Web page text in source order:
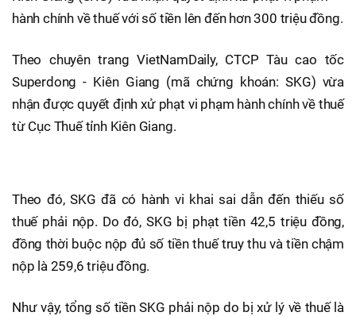
hành chính về thuế với số tiền lên đến hơn 300 triệu đồng.
Theo chuyên trang VietNamDaily, CTCP Tàu cao tốc
Superdong - Kiên Giang (mã chứng khoán: SKG) vừa
nhận được quyết định xử phạt vi phạm hành chính về thuế
từ Cục Thuế tỉnh Kiên Giang.
Theo đó, SKG đã có hành vi khai sai dẫn đến thiếu số
thuế phải nộp. Do đó, SKG bị phạt tiền 42,5 triệu đồng,
đồng thời buộc nộp đủ số tiền thuế truy thu và tiền chậm
nộp là 259,6 triệu đồng.
Như vậy, tổng số tiền SKG phải nộp do bị xử lý về thuế là